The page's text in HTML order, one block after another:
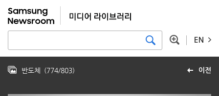
EN
이전
반도체 (774/803)